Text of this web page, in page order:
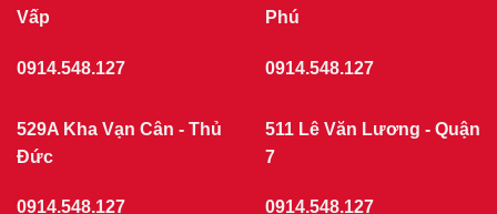
Vấp
0914.548.127
Phú
0914.548.127
529A Kha Vạn Cân - Thủ
Đức
0914.548.127
511 Lê Văn Lương - Quận
7
0914.548.127